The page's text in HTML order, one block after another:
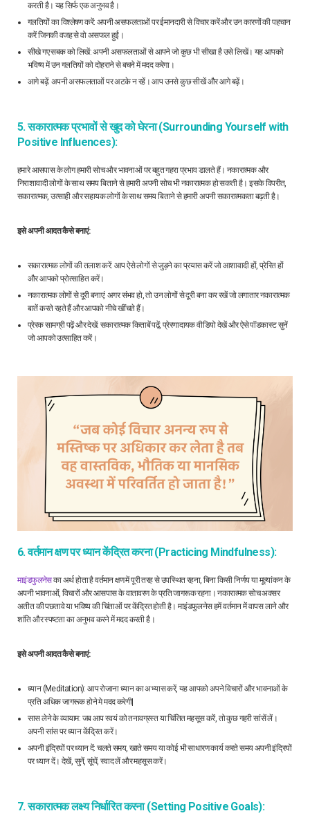
करती है। यह सिर्फ एक अनुभव है।
गलतियों का विश्लेषण करें: अपनी असफलताओं पर ईमानदारी से विचार करें और उन कारणों की पहचान
करें जिनकी वजह से वो असफल हुईं।
सीखे गए सबक को लिखें: अपनी असफलताओं से आपने जो कुछ भी सीखा है उसे लिखें। यह आपको
भविष्य में उन गलतियों को दोहराने से बचने में मदद करेगा।
आगे बढ़ें: अपनी असफलताओं पर अटके न रहें। आप उनसे कुछ सीखें और आगे बढ़ें।
5. सकारात्मक प्रभावों से खुद को घेरना (Surrounding Yourself with
Positive Influences):
हमारे आसपास के लोग हमारी सोच और भावनाओं पर बहुत गहरा प्रभाव डालते हैं। नकारात्मक और
निराशावादी लोगों के साथ समय बिताने से हमारी अपनी सोच भी नकारात्मक हो सकती है। इसके विपरीत,
सकारात्मक, उत्साही और सहायक लोगों के साथ समय बिताने से हमारी अपनी सकारात्मकता बढ़ती है।
इसे अपनी आदत कैसे बनाएं:
सकारात्मक लोगों की तलाश करें: आप ऐसे लोगों से जुड़ने का प्रयास करें जो आशावादी हों, प्रेरित हों
और आपको प्रोत्साहित करें।
नकारात्मक लोगों से दूरी बनाएं: अगर संभव हो, तो उन लोगों से दूरी बना कर रखें जो लगातार नकारात्मक
बातें करते रहते हैं और आपको नीचे खींचते हैं।
प्रेरक सामग्री पढ़ें और देखें: सकारात्मक किताबें पढ़ें, प्रेरणादायक वीडियो देखें और ऐसे पॉडकास्ट सुनें
जो आपको उत्साहित करें।
6. वर्तमान क्षण पर ध्यान केंद्रित करना (Practicing Mindfulness):
माइंडफुलनेसका अर्थ होता है वर्तमान क्षण में पूरी तरह से उपस्थित रहना, बिना किसी निर्णय या मूल्यांकन के
अपनी भावनाओं, विचारों और आसपास के वातावरण के प्रति जागरूक रहना। नकारात्मक सोच अक्सर
अतीत की पछतावे या भविष्य की चिंताओं पर केंद्रित होती है। माइंडफुलनेस हमें वर्तमान में वापस लाने और
शांति और स्पष्टता का अनुभव करने में मदद करती है।
इसे अपनी आदत कैसे बनाएं:
ध्यान (Meditation): आप रोजाना ध्यान का अभ्यास करें, यह आपको अपने विचारों और भावनाओं के
प्रति अधिक जागरूक होने मे मदद करेगी|
सास लेने के व्यायाम: जब आप स्वयं को तनावग्रस्त या चिंतित महसूस करें, तो कुछ गहरी सांसें लें।
अपनी सांस पर ध्यान केंद्रित करें।
अपनी इंद्रियों पर ध्यान दें: चलते समय, खाते समय या कोई भी साधारण कार्य करते समय अपनी इंद्रियों
पर ध्यान दें। देखें, सुनें, सूंघें, स्वाद लें और महसूस करें।
7. सकारात्मक लक्ष्य निर्धारित करना (Setting Positive Goals):